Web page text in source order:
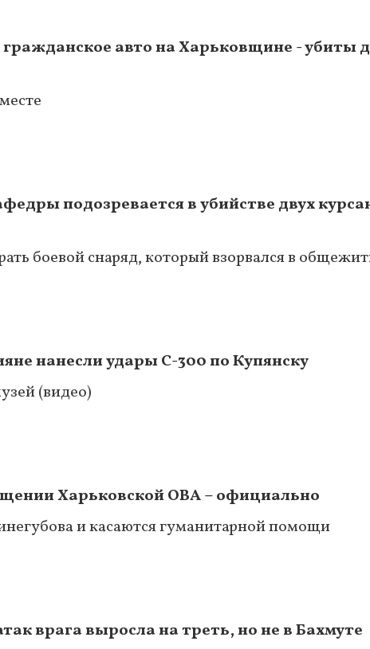
авто на Харьковщине - убиты
подозревается в убийстве двух
боевой снаряд, который взорвался в
нанесли удары С-300 по Купянску
(видео)
Харьковской ОВА – официально
и касаются гуманитарной помощи
врага выросла на треть, но не в Бахмуте